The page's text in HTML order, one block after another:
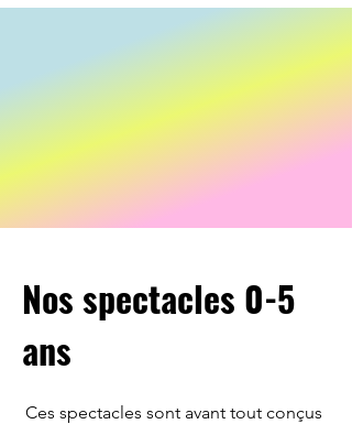
Nos spectacles 0-5
ans
Ces spectacles sont avant tout conçus